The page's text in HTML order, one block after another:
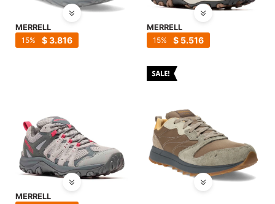
MERRELL
$3.816
15
MERRELL
$ 5.516
15
MERRELL